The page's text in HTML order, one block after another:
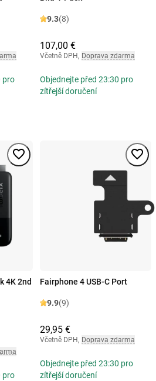
pro
9.3(8)
107,00 €
Včetně DPH, Doprava zdarma
Objednejte před 23:30 pro
zítřejší doručení
4K 2nd
pro
Fairphone 4 USB-C Port
9.9(9)
29,95 €
Včetně DPH, Doprava zdarma
Objednejte před 23:30 pro
zítřejší doručení